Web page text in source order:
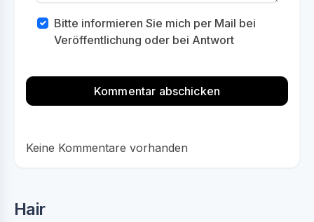
Bitte informieren Sie mich per Mail bei
Veröffentlichung oder bei Antwort
Keine Kommentare vorhanden
Hair